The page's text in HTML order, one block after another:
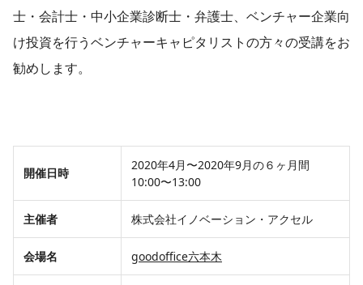
士・会計士・中小企業診断士・弁護士、ベンチャー企業向
け投資を行うベンチャーキャピタリストの方々の受講をお
勧めします。
​開催日時
2020年4月〜2020年9月の６ヶ月間
10:00〜13:00
​主催者 株式会社イノベーション・アクセル
​会場名 goodoffice六本木